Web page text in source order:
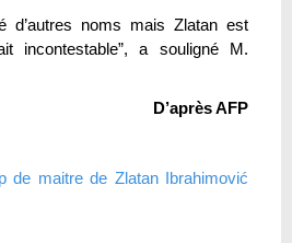
d’autres noms mais Zlatan est
incontestable”, a souligné M.
D’après AFP
de maitre de Zlatan Ibrahimović